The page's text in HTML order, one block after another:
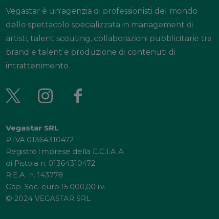
Vegastar è un'agenzia di professionisti del mondo
dello spettacolo specializzata in management di
artisti, talent scouting, collaborazioni pubblicitarie tra
brand e talent e produzione di contenuti di
intrattenimento.
Vegastar SRL
P.IVA 01364310472
Registro Imprese della C.C.I.A.A.
di Pistoia n. 01364310472
R.E.A. n. 143778
Cap. Soc. euro 15.000,00 i.v.
© 2024 VEGASTAR SRL